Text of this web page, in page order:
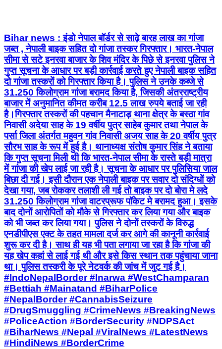
Bihar news : इंडो नेपाल बॉर्डर से साढ़े बारह लाख का गांजा
जब्त , नेपाली बाइक सहित दो गांजा तस्कर गिरफ्तार। भारत-नेपाल
सीमा से सटे इनरवा बाजार के शिव मंदिर के पिछे से इनरवा पुलिस ने
गुप्त सूचना के आधार पर बड़ी कार्रवाई करते हुए नेपाली बाइक सहित
दो गांजा तस्करों को गिरफ्तार किया है। पुलिस ने उनके कब्जे से
31.250 किलोग्राम गांजा बरामद किया है, जिसकी अंतरराष्ट्रीय
बाजार में अनुमानित कीमत करीब 12.5 लाख रुपये बताई जा रही
है।गिरफ्तार तस्करों की पहचान मैनाटाड़ थाना क्षेत्र के बस्ठा गांव
निवासी अदेया साह के 19 वर्षीय पुत्र साहेब कुमार तथा नेपाल के
पर्सा जिला अंतर्गत महुवन गांव निवासी अजय साह के 20 वर्षीय पुत्र
सौरभ साह के रूप में हुई है। थानाध्यक्ष संतोष कुमार सिंह ने बताया
कि गुप्त सूचना मिली थी कि भारत-नेपाल सीमा के रास्ते बड़ी मात्रा
में गांजा की खेप लाई जा रही है। सूचना के आधार पर पुलिसिया जाल
बिछा दी गई। इसी दौरान एक नेपाली बाइक पर सवार दो संदिग्धों को
देखा गया, जब रोककर तलाशी ली गई तो बाइक पर दो बोरा मे लदे
31.250 किलोग्राम गांजा वाटरप्रूफ पॉकेट मे बरामद हुआ। इसके
बाद दोनों आरोपितों को मौके से गिरफ्तार कर लिया गया और बाइक
को भी जब्त कर लिया गया। पुलिस ने दोनों तस्करों के विरुद्ध
एनडीपीएस एक्ट के तहत मामला दर्ज कर आगे की कानूनी कार्रवाई
शुरू कर दी है। साथ ही यह भी पता लगाया जा रहा है कि गांजा की
यह खेप कहां से लाई गई थी और इसे किस स्थान तक पहुंचाया जाना
था। पुलिस तस्करी के पूरे नेटवर्क की जांच में जुट गई है।
#IndoNepalBorder #Inarwa #WestChamparan
#Bettiah #Mainatand #BiharPolice
#NepalBorder #CannabisSeizure
#DrugSmuggling #CrimeNews #BreakingNews
#PoliceAction #BorderSecurity #NDPSAct
#BiharNews #Nepal #ViralNews #LatestNews
#HindiNews #BorderCrime